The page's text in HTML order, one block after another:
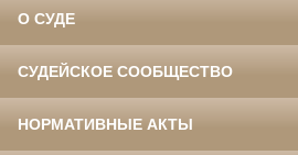
О СУДЕ
СУДЕЙСКОЕ СООБЩЕСТВО
НОРМАТИВНЫЕ АКТЫ